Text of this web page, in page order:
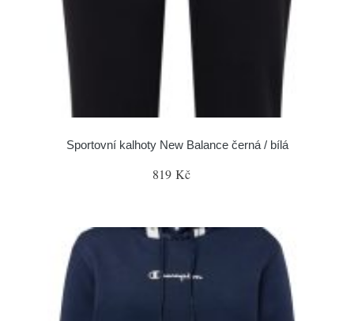
Sportovní kalhoty New Balance černá / bílá
819 Kč